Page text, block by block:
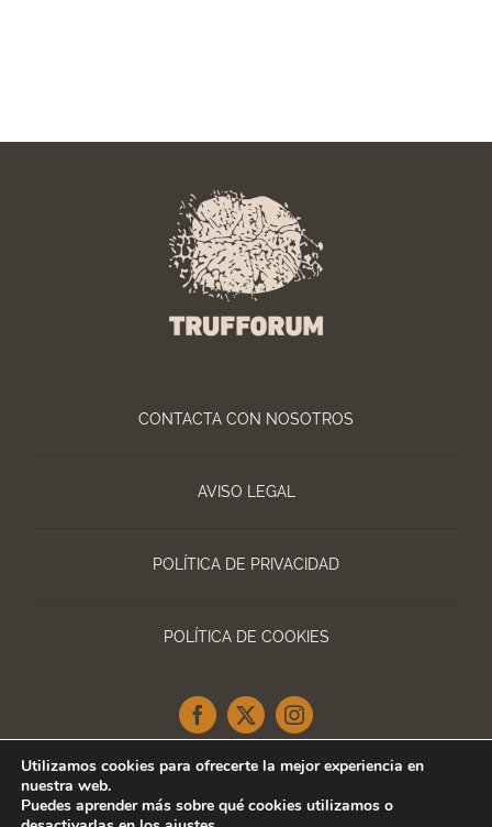
CONTACTA CON NOSOTROS
AVISO LEGAL
POLÍTICA DE PRIVACIDAD
POLÍTICA DE COOKIES
Copyright TRUFFORUM | Todos los derechos
Utilizamos cookies para ofrecerte la mejor experiencia en
nuestra web.
Puedes aprender más sobre qué cookies utilizamos o